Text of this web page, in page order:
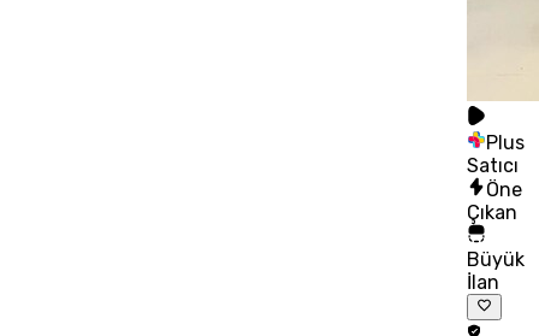
Plus
Satıcı
Öne
Çıkan
Büyük
İlan